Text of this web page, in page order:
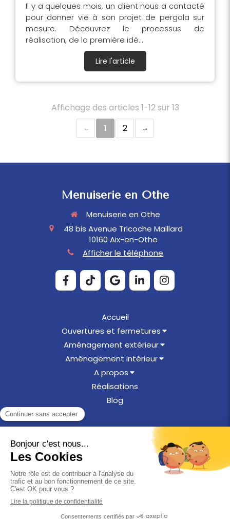
Il y a quelques mois, un client nous a contacté
pour donner vie à son projet de pergola sur
mesure. Découvrez le processus de
réalisation, de la première idé...
Lire l'article
Affichage des articles 1-12 sur 13
1
2
Menuiserie en Othe
Menuiserie en Othe
48 bis Avenue Tricoche Maillard
10160 Aix-en-Othe
Afficher le téléphone
Accueil
Ouvertures et fermetures
Aménagement extérieur
Aménagement intérieur
A propos
Réalisations
Blog
©2025 Menuiserie en Othe
Plan du site
Mentions légales